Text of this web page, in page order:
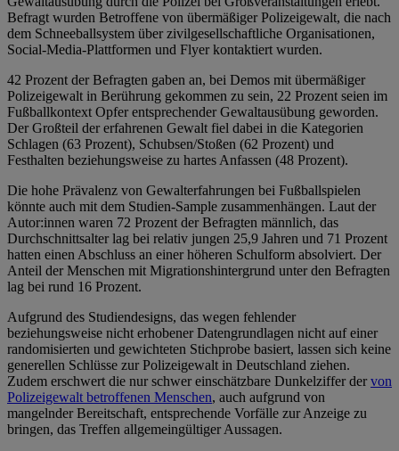
Befragt wurden Betroffene von übermäßiger Polizeigewalt, die nach
dem Schneeballsystem über zivilgesellschaftliche Organisationen,
Social-Media-Plattformen und Flyer kontaktiert wurden.
42 Prozent der Befragten gaben an, bei Demos mit übermäßiger
Polizeigewalt in Berührung gekommen zu sein, 22 Prozent seien im
Fußballkontext Opfer entsprechender Gewaltausübung geworden.
Der Großteil der erfahrenen Gewalt fiel dabei in die Kategorien
Schlagen (63 Prozent), Schubsen/Stoßen (62 Prozent) und
Festhalten beziehungsweise zu hartes Anfassen (48 Prozent).
Die hohe Prävalenz von Gewalterfahrungen bei Fußballspielen
könnte auch mit dem Studien-Sample zusammenhängen. Laut der
Autor:innen waren 72 Prozent der Befragten männlich, das
Durchschnittsalter lag bei relativ jungen 25,9 Jahren und 71 Prozent
hatten einen Abschluss an einer höheren Schulform absolviert. Der
Anteil der Menschen mit Migrationshintergrund unter den Befragten
lag bei rund 16 Prozent.
Aufgrund des Studiendesigns, das wegen fehlender
beziehungsweise nicht erhobener Datengrundlagen nicht auf einer
randomisierten und gewichteten Stichprobe basiert, lassen sich keine
generellen Schlüsse zur Polizeigewalt in Deutschland ziehen.
Zudem erschwert die nur schwer einschätzbare Dunkelziffer dervon
Polizeigewalt betroffenen Menschen, auch aufgrund von
mangelnder Bereitschaft, entsprechende Vorfälle zur Anzeige zu
bringen, das Treffen allgemeingültiger Aussagen.